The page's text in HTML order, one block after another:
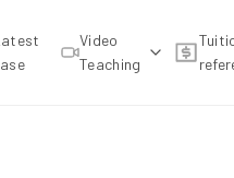
Video
Teaching
英上堂)，Tsuen Wan